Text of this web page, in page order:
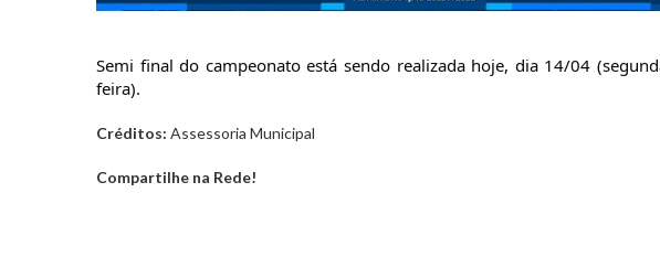
Semi final do campeonato está sendo realizada hoje, dia 14/04
feira).
Créditos: Assessoria Municipal
Compartilhe na Rede!